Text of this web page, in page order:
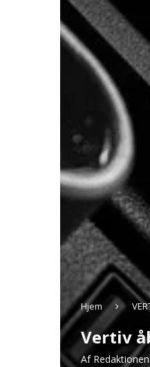
Hjem
Vertiv
Af Redaktionen